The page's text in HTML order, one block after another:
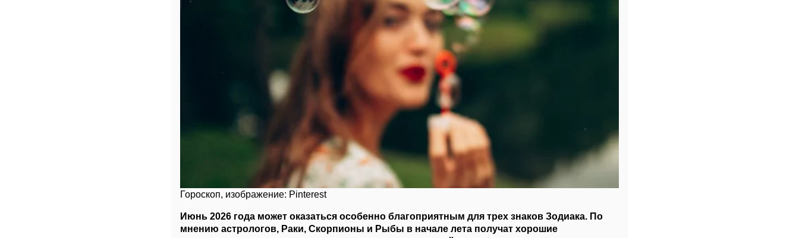
Гороскоп, изображение: Pinterest
Июнь 2026 года может оказаться особенно благоприятным для трех знаков Зодиака. По
мнению астрологов, Раки, Скорпионы и Рыбы в начале лета получат хорошие